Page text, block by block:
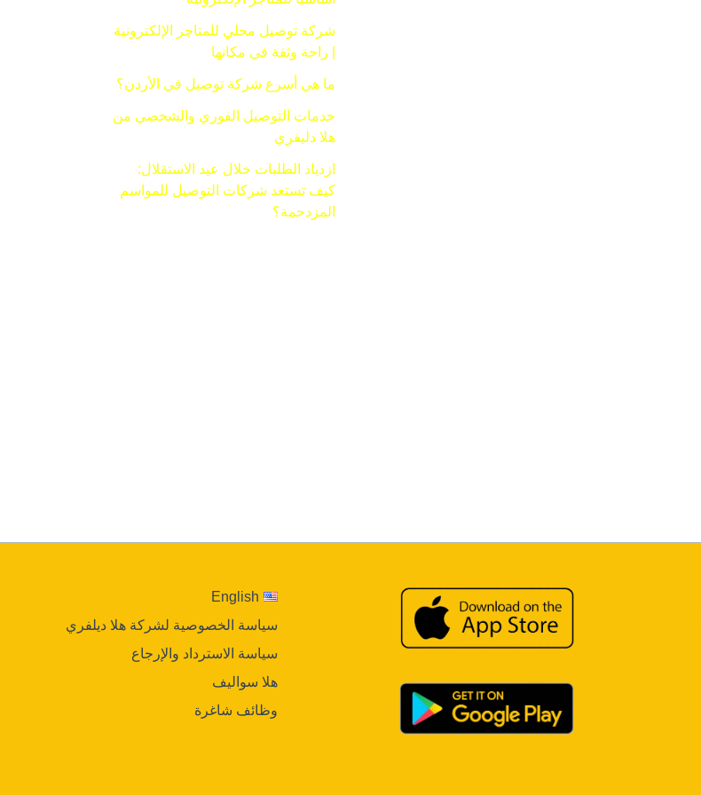
شركة توصيل محلي للمتاجر الإلكترونية
| راحة وثقة في مكانها
ما هي أسرع شركة توصيل في الأردن؟
خدمات التوصيل الفوري والشخصي من
هلا دليفري
ازدياد الطلبات خلال عيد الاستقلال:
كيف تستعد شركات التوصيل للمواسم
المزدحمة؟
English
سياسة الخصوصية لشركة هلا ديلفري
سياسة الاسترداد والإرجاع
هلا سواليف
وظائف شاغرة